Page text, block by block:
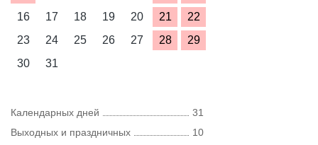
16
17 18 19 20 21
22
23
24 25 26 27 28
29
30
31
Календарных дней
31
Выходных и праздничных
10